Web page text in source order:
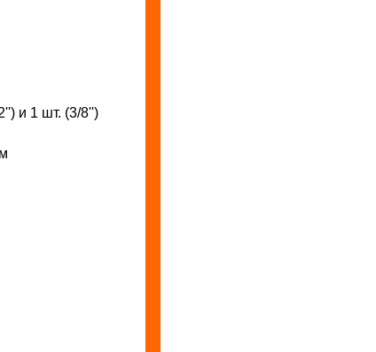
и 1 шт. (3/8'')